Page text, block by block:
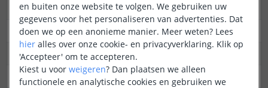
Maximaal verbruik
5 Watt
Vergelijkbaar met
Gloeilamp 40 watt
Kleur
Kleurtemperatuur (Kelvin)
2700-6500 (instelbaar)
en buiten onze website te volgen. We gebruiken uw
gegevens voor het personaliseren van advertenties. Dat
doen we op een anonieme manier. Meer weten? Lees
hier alles over onze cookie- en privacyverklaring. Klik op
'Accepteer' om te accepteren.
Kiest u voor weigeren? Dan plaatsen we alleen
functionele en analytische cookies en gebruiken we